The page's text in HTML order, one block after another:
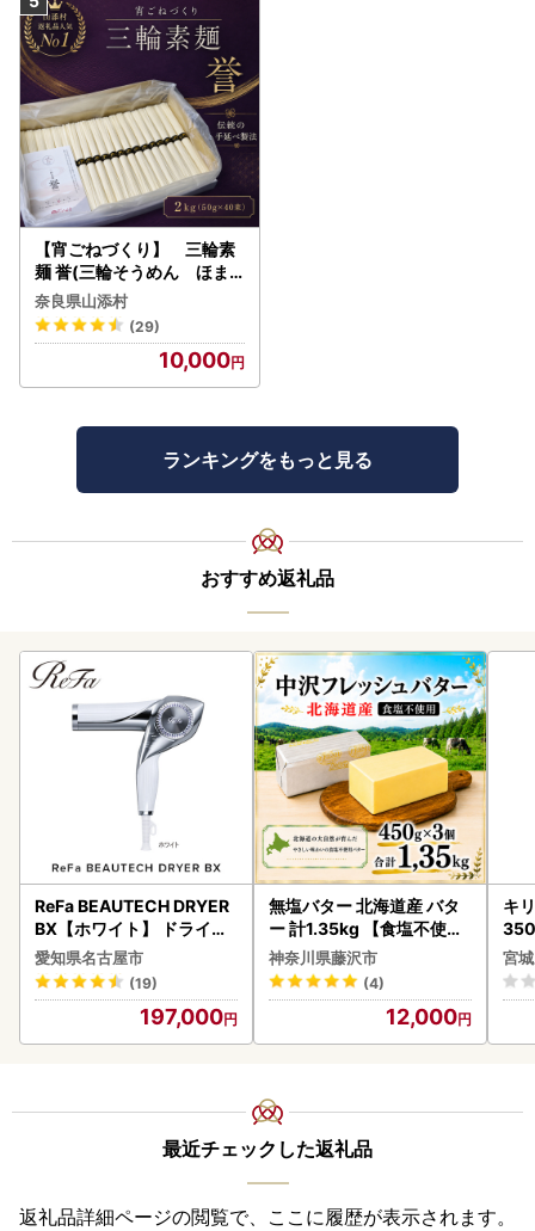
【宵ごねづくり】 三輪素
麺 誉(三輪そうめん ほま
れ) 2kg(50g×40束)
奈良県山添村
(29)
10,000
ランキングをもっと見る
おすすめ返礼品
ReFa BEAUTECH DRYER
BX【ホワイト】 ドライヤ
ー 美容 家電 ドライヤー リ
ファ
愛知県名古屋市
(19)
197,000
無塩バター 北海道産 バタ
ー 計1.35kg 【食塩不使用
】
神奈川県藤沢市
(4)
12,000
キ
ー
宮
最近チェックした返礼品
返礼品詳細ページの閲覧で、ここに履歴が表示されます。